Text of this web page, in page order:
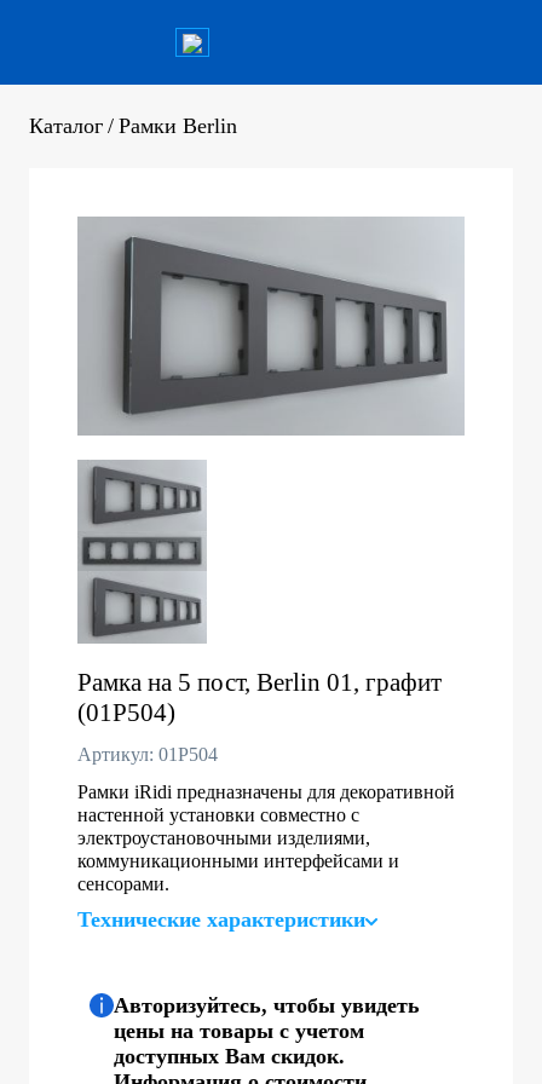
Каталог / Рамки Berlin
Рамка на 5 пост, Berlin 01, графит
(01P504)
Артикул: 01P504
Рамки iRidi предназначены для декоративной
настенной установки совместно с
электроустановочными изделиями,
коммуникационными интерфейсами и
сенсорами.
Технические характеристики
Авторизуйтесь, чтобы увидеть
цены на товары с учетом
доступных Вам скидок.